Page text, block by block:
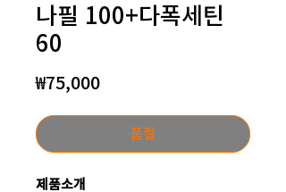
나필 100+다폭세틴
60
₩75,000가
품절
제품소개